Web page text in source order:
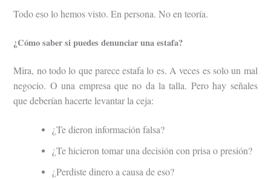
Todo eso lo hemos visto. En persona. No en teoría.
¿Cómo saber si puedes denunciar una estafa?
Mira, no todo lo que parece estafa lo es. A veces es solo un mal
negocio. O una empresa que no da la talla. Pero hay señales
que deberían hacerte levantar la ceja:
¿Te dieron información falsa?
¿Te hicieron tomar una decisión con prisa o presión?
¿Perdiste dinero a causa de eso?